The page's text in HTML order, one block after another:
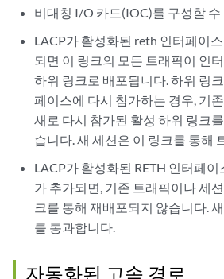
비대칭 I/O 카드(IOC)를 구성할 수
LACP가 활성화된 reth 인터페이
되면 이 링크의 모든 트래픽이 인
하위 링크로 배포됩니다. 하위 링
페이스에 다시 참가하는 경우, 기
새로 다시 참가된 활성 하위 링크
습니다. 새 세션은 이 링크를 통해
LACP가 활성화된 RETH 인터페
가 추가되면, 기존 트래픽이나 세
크를 통해 재배포되지 않습니다.
를 통과합니다.
자동화된 고속 경로